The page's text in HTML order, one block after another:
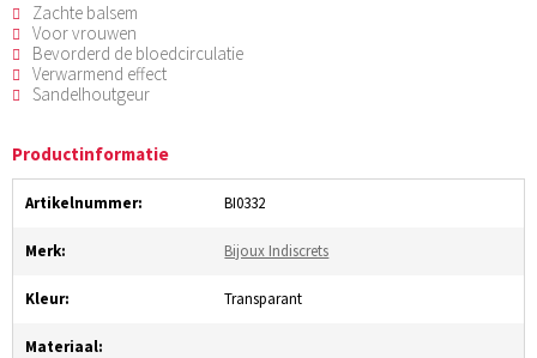
Zachte balsem
Voor vrouwen
Bevorderd de bloedcirculatie
Verwarmend effect
Sandelhoutgeur
Productinformatie
Artikelnummer: BI0332
Merk: Bijoux Indiscrets
Kleur: Transparant
Materiaal: